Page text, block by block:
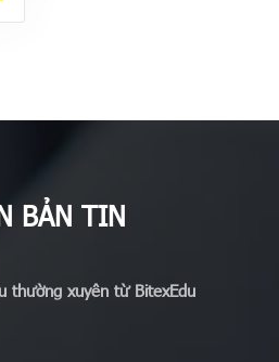
BẢN TIN
thường xuyên từ BitexEdu